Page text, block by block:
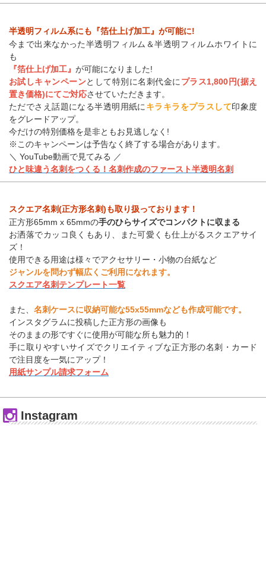
半透明フィルム系にも『箔仕上げ加工』が可能に!
今まで出来なかった半透明フィルム＆半透明フィルムホワイトに
も
『箔仕上げ加工』 が可能になりました!
お試しキャンペーンとして特別に名刺代金に プラス1,800円(据え
置き価格)にてご対応させていただきます。
ただでさえ話題になる半透明用紙に キラキラをプラスして印象度
をグレードアップ。
今だけの特別価格を是非ともお見逃しなく!
※このキャンペーンは予告なく終了する場合があります。
＼ YouTube動画で見てみる ／
ひと味違う名刺をつくる！名刺作成のファースト半透明名刺
スクエア名刺(正方形名刺)も取り扱っております！
正方形65mm x 65mmの手のひらサイズでコンパクトに収まる
お洒落でカッコ良くもあり、また可愛くも仕上がるスクエアサイ
ズ！
使用できる用途は様々でアクセサリー・小物の台紙など
ジャンルを問わず幅広くご利用になれます。
スクエア名刺テンプレート一覧
また、 名刺ケースに収納可能な55x55mmなども作成可能です。
インスタグラムに投稿した正方形の画像も
そのままの形ですぐに使用が可能な所も魅力的！
手に取りやすいサイズでクリエイティブな正方形の名刺・カード
で注目度を一気にアップ！
用紙サンプル請求フォーム
Instagram